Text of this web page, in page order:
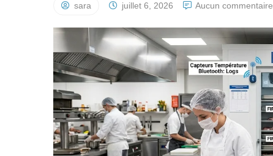
sara juillet 6, 2026 Aucun commentaire